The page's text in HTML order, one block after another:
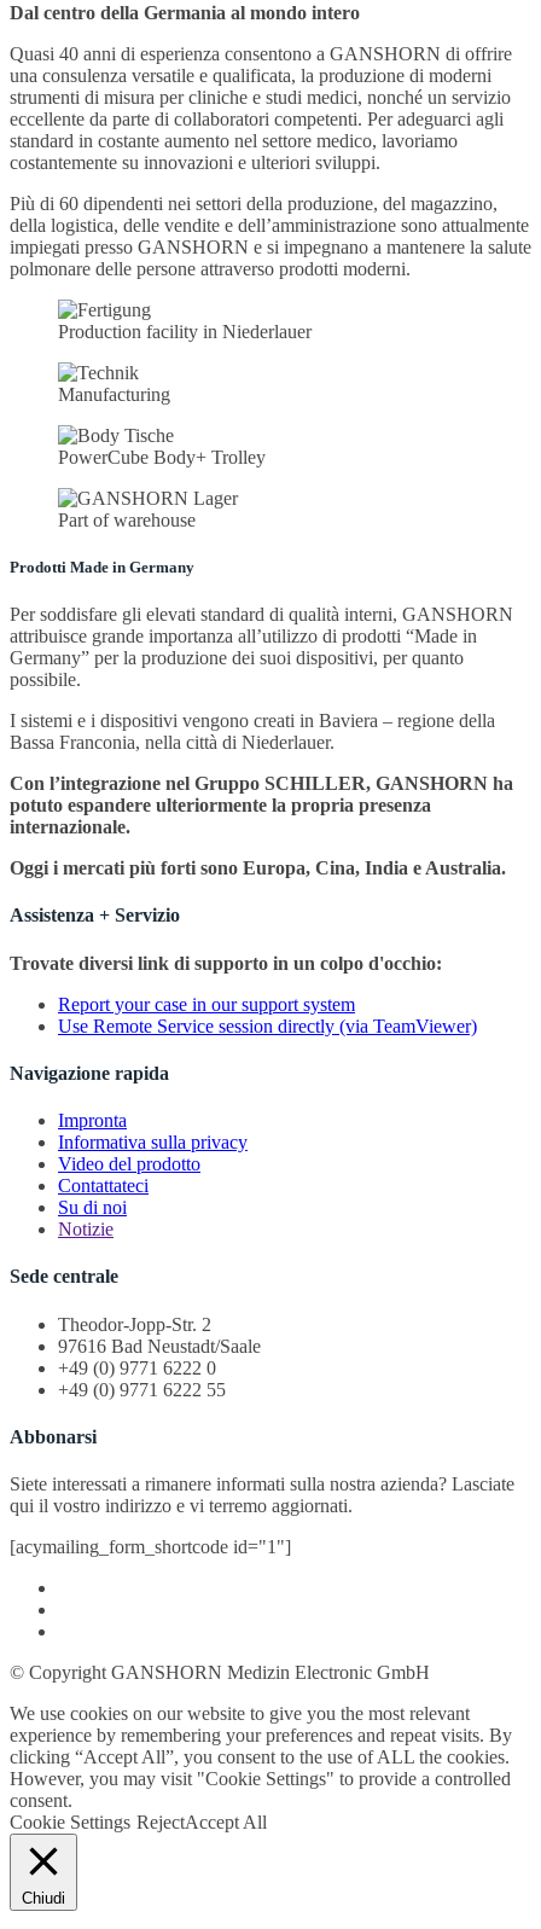
Dal centro della Germania al mondo intero
Quasi 40 anni di esperienza consentono a GANSHORN di offrire
una consulenza versatile e qualificata, la produzione di moderni
strumenti di misura per cliniche e studi medici, nonché un servizio
eccellente da parte di collaboratori competenti. Per adeguarci agli
standard in costante aumento nel settore medico, lavoriamo
costantemente su innovazioni e ulteriori sviluppi.
Più di 60 dipendenti nei settori della produzione, del magazzino,
della logistica, delle vendite e dell’amministrazione sono attualmente
impiegati presso GANSHORN e si impegnano a mantenere la salute
polmonare delle persone attraverso prodotti moderni.
Production facility in Niederlauer
Manufacturing
PowerCube Body+ Trolley
Part of warehouse
Prodotti Made in Germany
Per soddisfare gli elevati standard di qualità interni, GANSHORN
attribuisce grande importanza all’utilizzo di prodotti “Made in
Germany” per la produzione dei suoi dispositivi, per quanto
possibile.
I sistemi e i dispositivi vengono creati in Baviera – regione della
Bassa Franconia, nella città di Niederlauer.
Con l’integrazione nel Gruppo SCHILLER, GANSHORN ha
potuto espandere ulteriormente la propria presenza
internazionale.
Oggi i mercati più forti sono Europa, Cina, India e Australia.
Assistenza + Servizio
Trovate diversi link di supporto in un colpo d'occhio:
Report your case in our support system
Use Remote Service session directly (via TeamViewer)
Navigazione rapida
Impronta
Informativa sulla privacy
Video del prodotto
Contattateci
Su di noi
Notizie
Sede centrale
Theodor-Jopp-Str. 2
97616 Bad Neustadt/Saale
+49 (0) 9771 6222 0
+49 (0) 9771 6222 55
Abbonarsi
Siete interessati a rimanere informati sulla nostra azienda? Lasciate
qui il vostro indirizzo e vi terremo aggiornati.
[acymailing_form_shortcode id="1"]
© Copyright GANSHORN Medizin Electronic GmbH
We use cookies on our website to give you the most relevant
experience by remembering your preferences and repeat visits. By
clicking “Accept All”, you consent to the use of ALL the cookies.
However, you may visit "Cookie Settings" to provide a controlled
consent.
Cookie Settings RejectAccept All
Chiudi